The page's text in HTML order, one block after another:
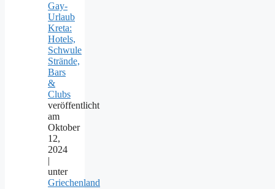
Gay-
Urlaub
Kreta:
Hotels,
Schwule
Strände,
Bars
&
Clubs
veröffentlicht
am
Oktober
12,
2024
|
unter
Griechenland